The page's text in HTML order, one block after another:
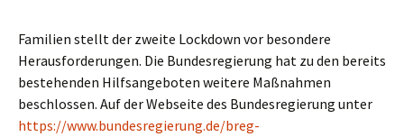
Familien stellt der zweite Lockdown vor besondere
Herausforderungen. Die Bundesregierung hat zu den bereits
bestehenden Hilfsangeboten weitere Maßnahmen
beschlossen. Auf der Webseite des Bundesregierung unter
https://www.bundesregierung.de/breg-